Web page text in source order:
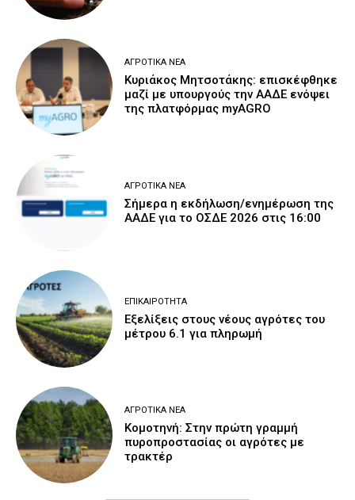
ΑΓΡΟΤΙΚΆ ΝΈΑ
Κυριάκος Μητσοτάκης: επισκέφθηκε
μαζί με υπουργούς την ΑΑΔΕ ενόψει
της πλατφόρμας myAGRO
ΑΓΡΟΤΙΚΆ ΝΈΑ
Σήμερα η εκδήλωση/ενημέρωση της
ΑΑΔΕ για το ΟΣΔΕ 2026 στις 16:00
ΕΠΙΚΑΙΡΌΤΗΤΑ
Εξελίξεις στους νέους αγρότες του
μέτρου 6.1 για πληρωμή
ΑΓΡΟΤΙΚΆ ΝΈΑ
Κομοτηνή: Στην πρώτη γραμμή
πυροπροστασίας οι αγρότες με
τρακτέρ